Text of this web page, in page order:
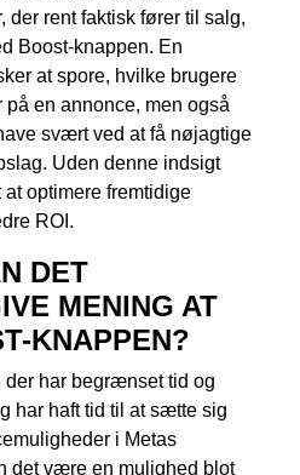
der rent faktisk fører til salg,
Boost-knappen. En
at spore, hvilke brugere
en annonce, men også
svært ved at få nøjagtige
Uden denne indsigt
optimere fremtidige
ROI.
DET
MENING AT
KNAPPEN?
der har begrænset tid og
har haft tid til at sætte sig
i Metas
det være en mulighed blot